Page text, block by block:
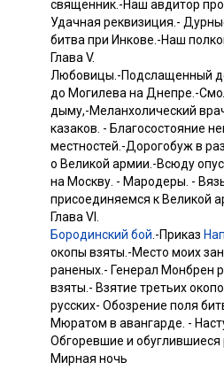
священник.-Наш авдитор
Удачная реквизиция.-
битва при Инкове.-Наш
Глава V.
Любовицы.-Подслащенный
до Могилева на Днепре.-
дыму,-Меланхолический
казаков. - Благосостояние
местностей.-Дорогобуж в
о Великой армии.-Всюду
на Москву. - Мародеры. -
присоединяемся к Великой
Глава VI.
Бородинский бой .-Приказ
окопы взяты.-Mесто моих
раненых.- Генерал Монбрен
взяты.- Взятие третьих
русских- Обозрение поля
Мюратом в авангарде. -
Обгоревшие и
Мирная ночь